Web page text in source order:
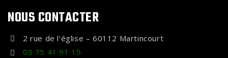
NOUS CONTACTER
2 rue de l’église – 60112 Martincourt
03 75 41 91 15